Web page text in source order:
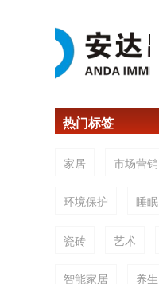
热门标签
家居 市场营销
环境保护 睡眠
瓷砖 艺术
智能家居 养生